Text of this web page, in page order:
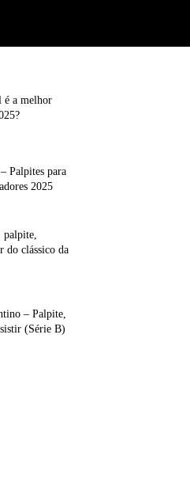
é a melhor
Palpites para
2025
palpite,
do clássico da
– Palpite,
(Série B)